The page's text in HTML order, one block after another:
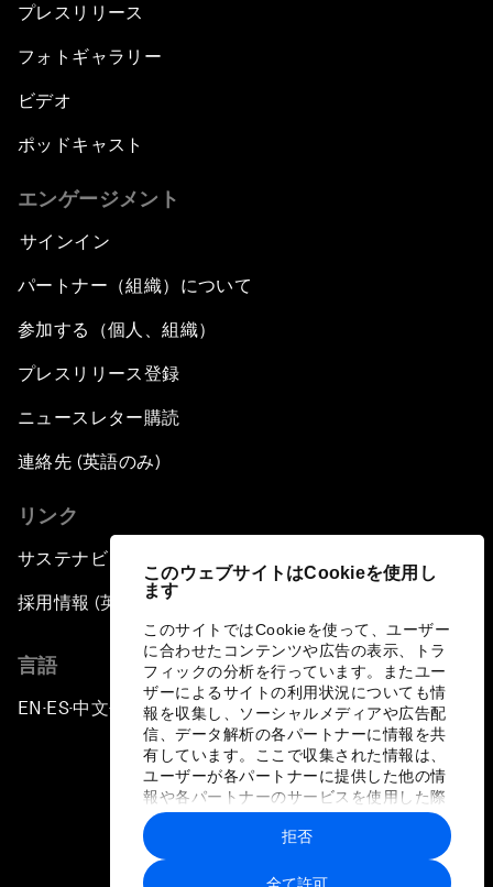
このウェブサイトはCookieを使用し
ます
このサイトではCookieを使って、ユーザー
に合わせたコンテンツや広告の表示、トラ
フィックの分析を行っています。またユー
ザーによるサイトの利用状況についても情
報を収集し、ソーシャルメディアや広告配
信、データ解析の各パートナーに情報を共
有しています。ここで収集された情報は、
ユーザーが各パートナーに提供した他の情
報や各パートナーのサービスを使用した際
に収集された情報と組み合わされ、各パー
トナーによって使用されることがありま
す。
全て許可
拒否
プレスリリース
フォトギャラリー
ビデオ
ポッドキャスト
エンゲージメント
サインイン
パートナー（組織）について
参加する（個人、組織）
プレスリリース登録
ニュースレター購読
連絡先 (英語のみ)
リンク
サステナビリティへの取り組み
採用情報 (英語のみ)
言語
EN ▪ES▪中文▪ 日本語
プライバシーポリシーと利用規約